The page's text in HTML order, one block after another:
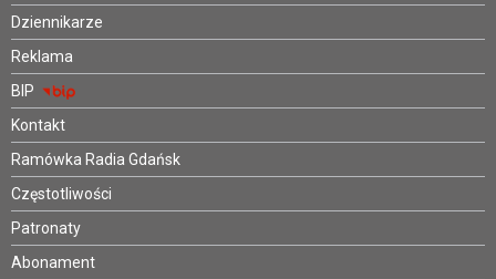
Dziennikarze
Reklama
BIP
Kontakt
Ramówka Radia Gdańsk
Częstotliwości
Patronaty
Abonament